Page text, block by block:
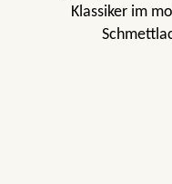
Klassiker im